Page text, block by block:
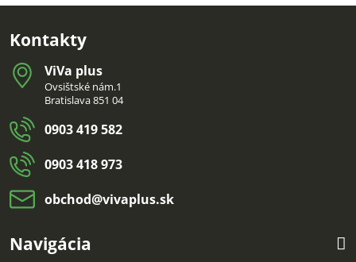
Kontakty
ViVa plus
Ovsištské nám.1
Bratislava 851 04
0903 419 582
0903 418 973
obchod​@vivaplus​.sk
Navigácia